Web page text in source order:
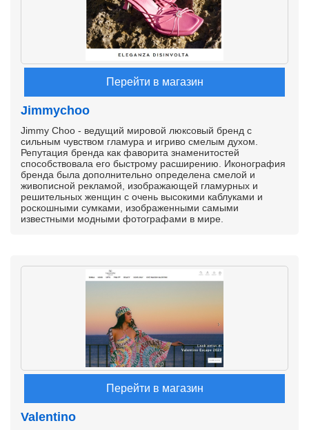
Перейти в магазин
Jimmychoo
Jimmy Choo - ведущий мировой люксовый бренд с
сильным чувством гламура и игриво смелым духом.
Репутация бренда как фаворита знаменитостей
способствовала его быстрому расширению. Иконография
бренда была дополнительно определена смелой и
живописной рекламой, изображающей гламурных и
решительных женщин с очень высокими каблуками и
роскошными сумками, изображенными самыми
известными модными фотографами в мире.
Перейти в магазин
Valentino